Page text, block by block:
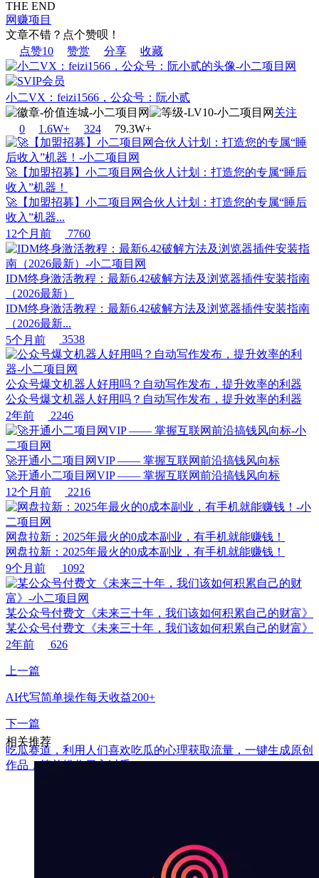
THE END
网赚项目
文章不错？点个赞呗！
点赞10 赞赏 分享 收藏
小二VX：feizi1566，公众号：阮小贰
关注
0
1.6W+ 324 79.3W+
🚀【加盟招募】小二项目网合伙人计划：打造您的专属“睡后
收入”机器！
🚀【加盟招募】小二项目网合伙人计划：打造您的专属“睡后
收入”机器...
12个月前
7760
IDM终身激活教程：最新6.42破解方法及浏览器插件安装指南
（2026最新）
IDM终身激活教程：最新6.42破解方法及浏览器插件安装指南
（2026最新...
5个月前
3538
公众号爆文机器人好用吗？自动写作发布，提升效率的利器
公众号爆文机器人好用吗？自动写作发布，提升效率的利器
2年前
2246
🚀开通小二项目网VIP —— 掌握互联网前沿搞钱风向标
🚀开通小二项目网VIP —— 掌握互联网前沿搞钱风向标
12个月前
2216
网盘拉新：2025年最火的0成本副业，有手机就能赚钱！
网盘拉新：2025年最火的0成本副业，有手机就能赚钱！
9个月前
1092
某公众号付费文《未来三十年，我们该如何积累自己的财富》
某公众号付费文《未来三十年，我们该如何积累自己的财富》
2年前
626
上一篇
AI代写简单操作每天收益200+
下一篇
吃瓜赛道，利用人们喜欢吃瓜的心理获取流量，一键生成原创
作品，简单操作日入过千
相关推荐